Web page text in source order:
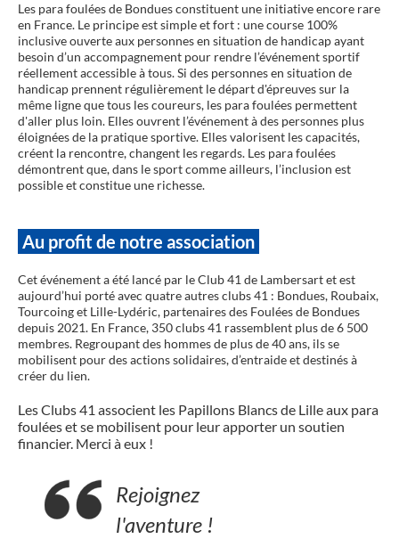
Les para foulées de Bondues constituent une initiative encore rare
en France. Le principe est simple et fort : une course 100%
inclusive ouverte aux personnes en situation de handicap ayant
besoin d’un accompagnement pour rendre l’événement sportif
réellement accessible à tous. Si des personnes en situation de
handicap prennent régulièrement le départ d'épreuves sur la
même ligne que tous les coureurs, les para foulées permettent
d'aller plus loin. Elles ouvrent l’événement à des personnes plus
éloignées de la pratique sportive. Elles valorisent les capacités,
créent la rencontre, changent les regards. Les para foulées
démontrent que, dans le sport comme ailleurs, l’inclusion est
possible et constitue une richesse.
Au profit de notre association
Cet événement a été lancé par le Club 41 de Lambersart et est
aujourd’hui porté avec quatre autres clubs 41 : Bondues, Roubaix,
Tourcoing et Lille-Lydéric, partenaires des Foulées de Bondues
depuis 2021. En France, 350 clubs 41 rassemblent plus de 6 500
membres. Regroupant des hommes de plus de 40 ans, ils se
mobilisent pour des actions solidaires, d’entraide et destinés à
créer du lien.
Les Clubs 41 associent les Papillons Blancs de Lille aux para
foulées et se mobilisent pour leur apporter un soutien
financier. Merci à eux !
Rejoignez
l'aventure !